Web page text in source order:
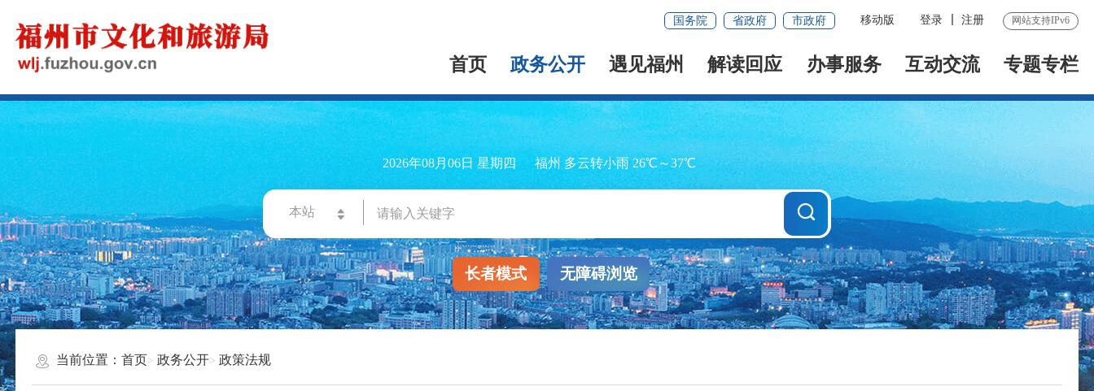
国务院 省政府 市政府 移动版 登录 注册 网站支持IPv6
首页 政务公开 遇见福州 解读回应 办事服务 互动交流 专题专栏
2026年08月06日 星期四 福州 多云转小雨 26℃～37℃
长者模式 无障碍浏览
当前位置：首页 政务公开 政策法规